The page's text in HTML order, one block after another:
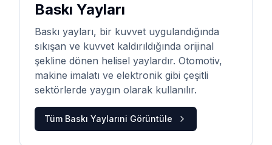
Baskı Yayları
Baskı yayları, bir kuvvet uygulandığında
sıkışan ve kuvvet kaldırıldığında orijinal
şekline dönen helisel yaylardır. Otomotiv,
makine imalatı ve elektronik gibi çeşitli
sektörlerde yaygın olarak kullanılır.
Tüm Baskı Yaylarıni Görüntüle